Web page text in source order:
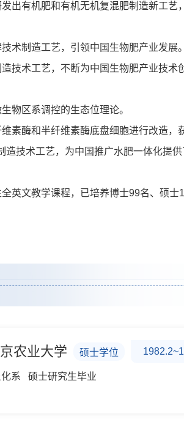
出有机肥和有机无机复混肥制造新工艺
术制造工艺，引领中国生物肥产业发展。
技术工艺，不断为中国生物肥产业技术
物区系调控的生态位理论。
素酶和半纤维素酶底盘细胞进行改造，
技术工艺，为中国推广水肥一体化提
英文教学课程，已培养博士99名、硕士
农业大学 硕士学位
化系 硕士研究生毕业